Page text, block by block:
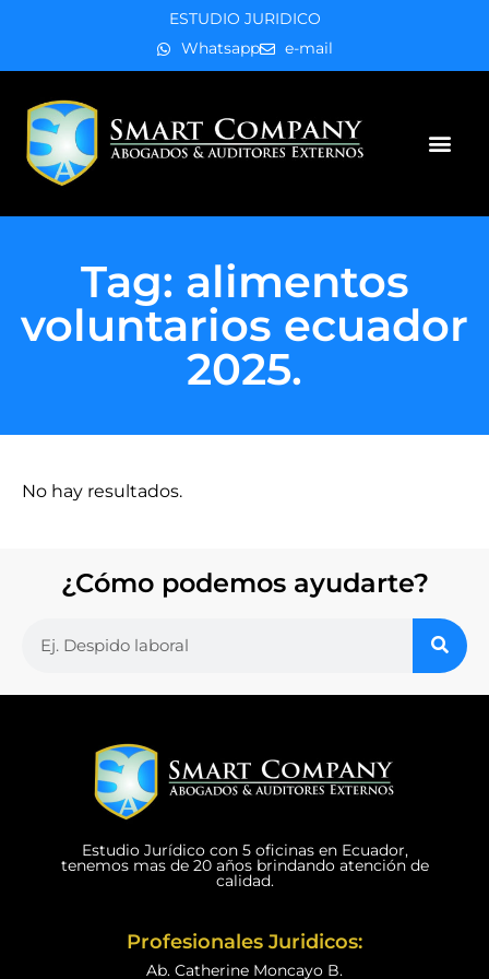
ESTUDIO JURIDICO
Whatsapp
e-mail
Tag: alimentos
voluntarios ecuador
2025.
No hay resultados.
¿Cómo podemos ayudarte?
Estudio Jurídico con 5 oficinas en Ecuador,
tenemos mas de 20 años brindando atención de
calidad.
Profesionales Juridicos:
Ab. Catherine Moncayo B.